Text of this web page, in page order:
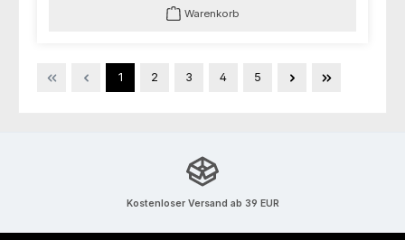
Warenkorb
Seite
1 Seite
2 Seite
3 Seite
4 Seite
5
Kostenloser Versand ab 39 EUR